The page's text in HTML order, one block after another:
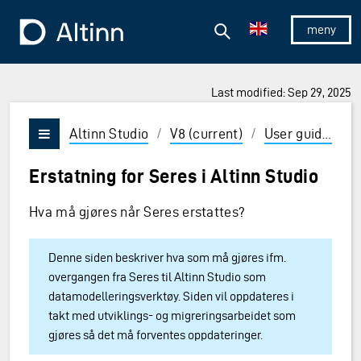
To the frontpage
Show/
Search
Last modified: Sep 29, 2025
and Enter to select
Vis/skjul meny
Altinn Studio / V8 (current) / User guides
Erstatning for Seres i Altinn Studio
Hva må gjøres når Seres erstattes?
Denne siden beskriver hva som må gjøres ifm.
overgangen fra Seres til Altinn Studio som
datamodelleringsverktøy. Siden vil oppdateres i
takt med utviklings- og migreringsarbeidet som
gjøres så det må forventes oppdateringer.